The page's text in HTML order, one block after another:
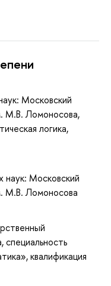
Московский
М.В. Ломоносова,
логика,
наук: Московский
М.В. Ломоносова
квалификация